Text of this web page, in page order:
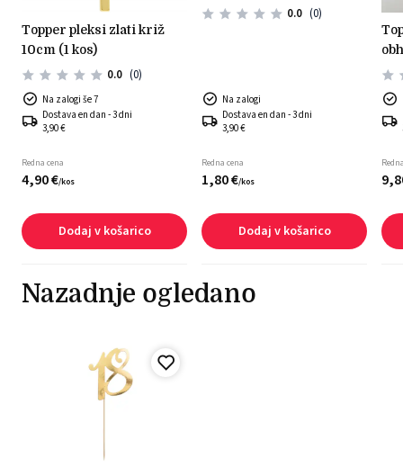
topper pleksi zlati križ
10cm (1 kos)
0.0 (0)
Na zalogi še 7
Dostava en dan - 3 dni
3,90 €
Redna cena
4,90€/kos
Dodaj v košarico
0.0 (0)
Na zalogi
Dostava en dan - 3 dni
3,90 €
Redna cena
1,80€/kos
Dodaj v košarico
topper lesen prvo sveto
9,
Nazadnje ogledano